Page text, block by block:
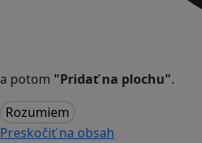
a potom "Pridať na plochu".
Rozumiem
Preskočiť na obsah